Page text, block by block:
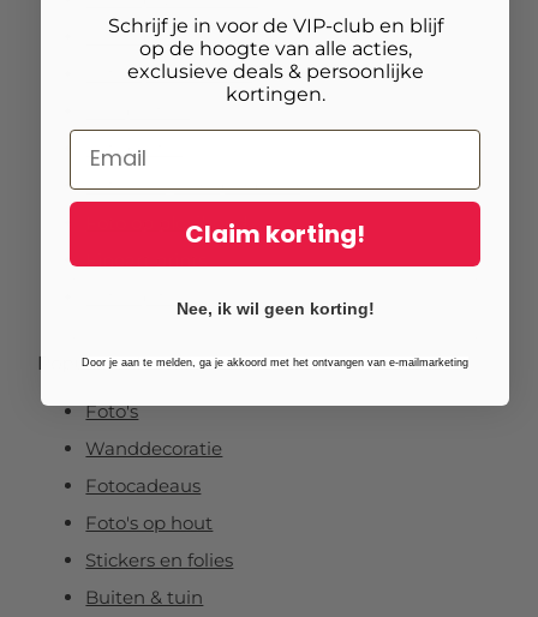
Foto op canvas
Foto op vurenhout
Fotoposter
Foto verlijmd op dibond
Foto op plexibond
Foto op forex
Populaire thema’s
Foto's
Wanddecoratie
Fotocadeaus
Foto's op hout
Stickers en folies
Buiten & tuin
Schrijf je in voor de VIP-club en blijf
op de hoogte van alle acties,
exclusieve deals & persoonlijke
kortingen.
Claim korting!
Nee, ik wil geen korting!
Door je aan te melden, ga je akkoord met het ontvangen van e-mailmarketing